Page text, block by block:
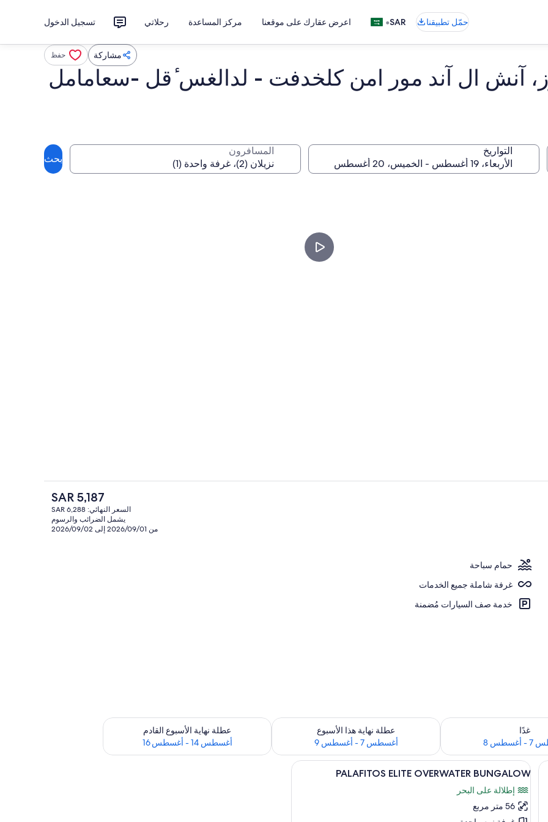
حمّل تطبيقنا SAR
• اعرض عقارك على موقعنا مركز المساعدة رحلاتي تسجيل الدخول
مشاركة حفظ
آنش ال آند مور امن كلخدفت - لدالغس ٔقل -سعامامل
التواريخ المسافرون
بحث
شاطئ خاص، رمال بيضاء، ركوب قوارب
حمام سباحة
غرفة شاملة جميع الخدمات
خدمة صف السيارات مُضمنة
السعر
الحالي
هو
SAR
SAR 5,187
السعر النهائي: SAR 6,288
يشمل الضرائب والرسوم
من 2026/09/01 إلى 2026/09/02
غدًا
8
لغد للفترة أغسطس 7 - أغسطس 8
عطلة نهاية هذا الأسبوع
أغسطس 7 - أغسطس 9
تحقق من مدى التوفر لعطلة نهاية هذا الأسبوع للفترة أغسطس 7 - أغسطس 9
عطلة نهاية الأسبوع القادم
أغسطس 14 - أغسطس 16
تحقق من مدى التوفر لعطلة نهاية الأسبوع القادم للفترة أغسطس 14 - أغسطس 16
استعراض
جميع
صور
PALAFITOS
3
PALAFITOS ELITE OVERWATER BUNGALOW
إطلالة على البحر
56 متر مربع